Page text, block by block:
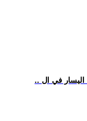
اليسار في ال